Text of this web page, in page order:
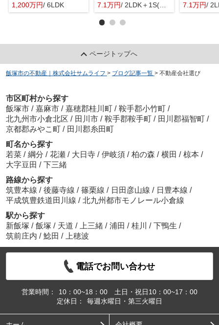
1,200万円/ 6LDK
7.1万円/ 2LDK＋1S(納戸)
7.1万円/
ページトップへ
飯塚市の不動産｜株式会社サムライフ > ブログ記事一覧 > 不動産会社選び
市区町村から探す
飯塚市 / 嘉麻市 / 嘉穂郡桂川町 / 鞍手郡小竹町 /
北九州市小倉北区 / 田川市 / 鞍手郡鞍手町 / 田川郡福智町 /
京都郡みやこ町 / 田川郡糸田町
町名から探す
若菜 / 綱分 / 花瀬 / 大日寺 / 伊岐須 / 柏の森 / 横田 / 椋本 /
大字豆田 / 下三緒
路線から探す
筑豊本線 / 後藤寺線 / 篠栗線 / 日田彦山線 / 日豊本線 /
平成筑豊鉄道田川線 / 北九州都市モノレール小倉線
駅から探す
新飯塚 / 飯塚 / 天道 / 上三緒 / 浦田 / 桂川 / 下鴨生 /
筑前庄内 / 鯰田 / 上穂波
電話でお問い合わせ
営業時間：
10：00~18：00 土日・祝日10：00~17：00
定休日：
毎週水曜日・第三火曜日